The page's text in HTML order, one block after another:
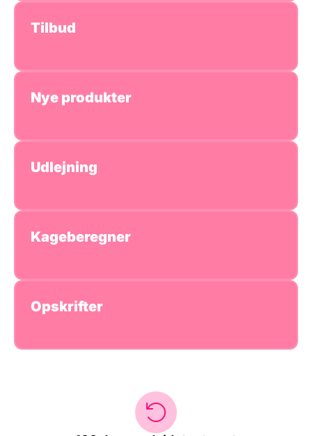
Tilbud
Nye produkter
Udlejning
Kageberegner
Opskrifter